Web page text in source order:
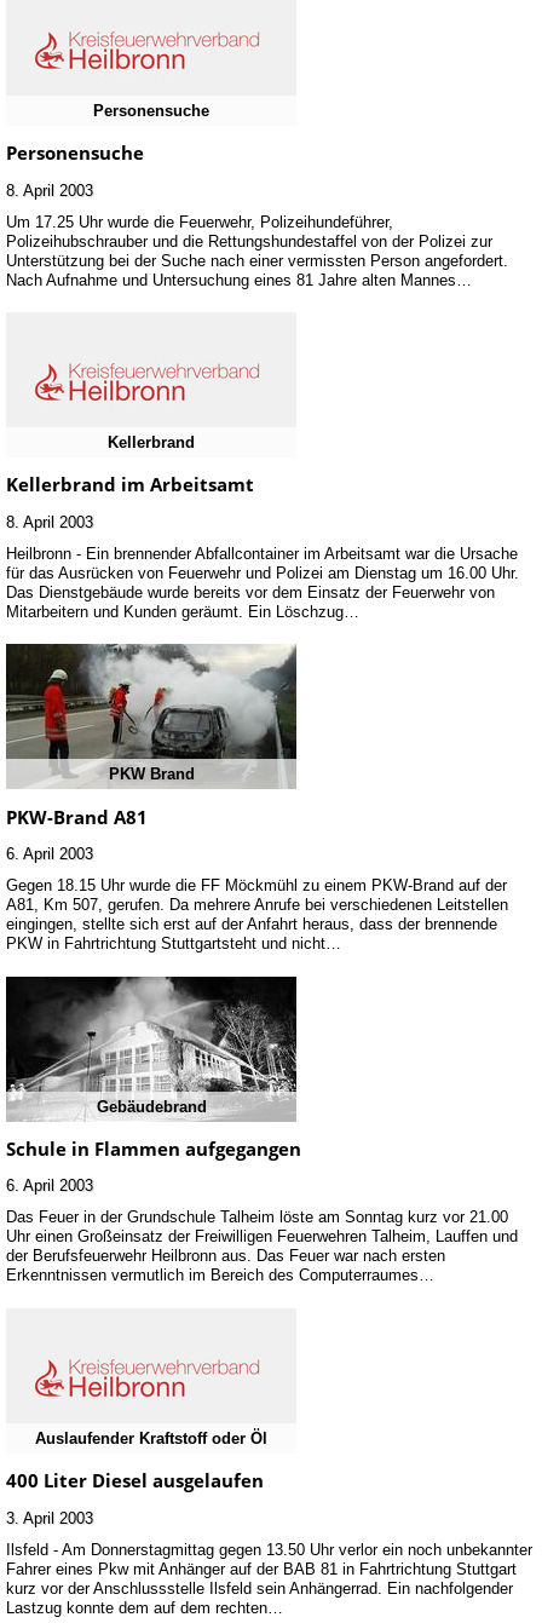
Personensuche
Personensuche
8. April 2003
Um 17.25 Uhr wurde die Feuerwehr, Polizeihundeführer,
Polizeihubschrauber und die Rettungshundestaffel von der Polizei zur
Unterstützung bei der Suche nach einer vermissten Person angefordert.
Nach Aufnahme und Untersuchung eines 81 Jahre alten Mannes…
Kellerbrand
Kellerbrand im Arbeitsamt
8. April 2003
Heilbronn - Ein brennender Abfallcontainer im Arbeitsamt war die Ursache
für das Ausrücken von Feuerwehr und Polizei am Dienstag um 16.00 Uhr.
Das Dienstgebäude wurde bereits vor dem Einsatz der Feuerwehr von
Mitarbeitern und Kunden geräumt. Ein Löschzug…
PKW Brand
PKW-Brand A81
6. April 2003
Gegen 18.15 Uhr wurde die FF Möckmühl zu einem PKW-Brand auf der
A81, Km 507, gerufen. Da mehrere Anrufe bei verschiedenen Leitstellen
eingingen, stellte sich erst auf der Anfahrt heraus, dass der brennende
PKW in Fahrtrichtung Stuttgartsteht und nicht…
Gebäudebrand
Schule in Flammen aufgegangen
6. April 2003
Das Feuer in der Grundschule Talheim löste am Sonntag kurz vor 21.00
Uhr einen Großeinsatz der Freiwilligen Feuerwehren Talheim, Lauffen und
der Berufsfeuerwehr Heilbronn aus. Das Feuer war nach ersten
Erkenntnissen vermutlich im Bereich des Computerraumes…
Auslaufender Kraftstoff oder Öl
400 Liter Diesel ausgelaufen
3. April 2003
Ilsfeld - Am Donnerstagmittag gegen 13.50 Uhr verlor ein noch unbekannter
Fahrer eines Pkw mit Anhänger auf der BAB 81 in Fahrtrichtung Stuttgart
kurz vor der Anschlussstelle Ilsfeld sein Anhängerrad. Ein nachfolgender
Lastzug konnte dem auf dem rechten…